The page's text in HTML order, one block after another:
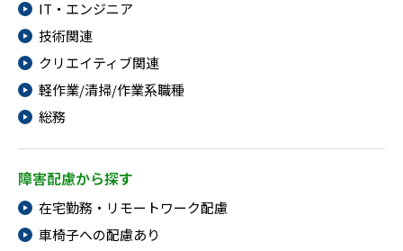
IT・エンジニア
技術関連
クリエイティブ関連
軽作業/清掃/作業系職種
総務
障害配慮から探す
在宅勤務・リモートワーク配慮
車椅子への配慮あり